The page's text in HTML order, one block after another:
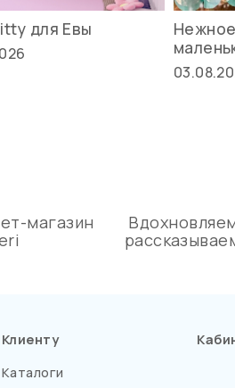
для Евы
магазин
Клиенту
Каталоги